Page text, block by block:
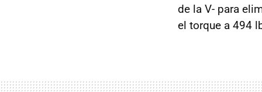
de la V- para
el torque a 494